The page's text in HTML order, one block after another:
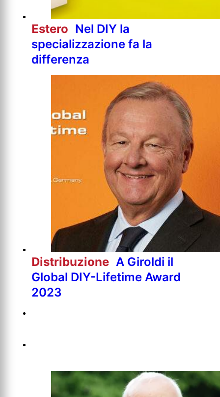
Estero Nel DIY la
specializzazione fa la
differenza
Distribuzione A Giroldi il
Global DIY-Lifetime Award
2023